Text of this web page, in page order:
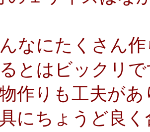
なにたくさん
とはビックリ
作りも工夫が
にちょうど良